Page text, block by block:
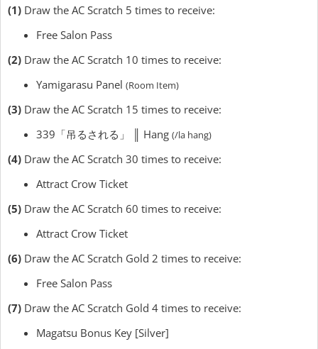
(1) Draw the AC Scratch 5 times to receive:
Free Salon Pass
(2) Draw the AC Scratch 10 times to receive:
Yamigarasu Panel (Room Item)
(3) Draw the AC Scratch 15 times to receive:
339「吊るされる」 ║ Hang (/la hang)
(4) Draw the AC Scratch 30 times to receive:
Attract Crow Ticket
(5) Draw the AC Scratch 60 times to receive:
Attract Crow Ticket
(6) Draw the AC Scratch Gold 2 times to receive:
Free Salon Pass
(7) Draw the AC Scratch Gold 4 times to receive:
Magatsu Bonus Key [Silver]